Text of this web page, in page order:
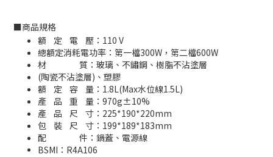
■商品規格
額 定 電 壓：110 V
總額定消耗電功率：第一檔300W，第二檔600W
材 質：玻璃、不鏽鋼、樹脂不沾塗層
(陶瓷不沾塗層)、塑膠
額 定 容 量：1.8L(Max水位線1.5L)
產 品 重 量：970g±10%
產 品 尺 寸：225*190*220mm
包 裝 尺 寸：199*189*183mm
配 件：鍋蓋、電源線
BSMI： R4A106